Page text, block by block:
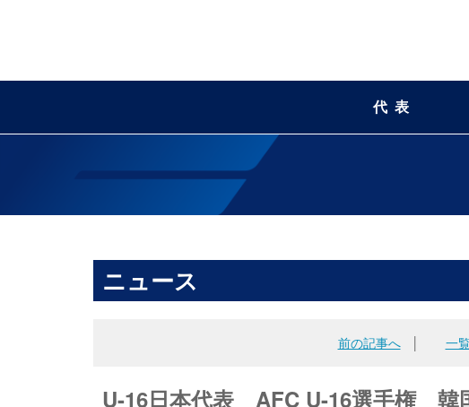
代表
ニュース
前の記事へ│ 一
U-16日本代表 AFC U-16選手権